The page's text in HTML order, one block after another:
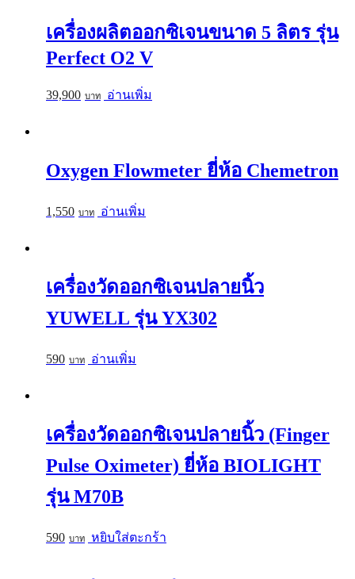
เครื่องผลิตออกซิเจนขนาด 5 ลิตร รุ่น
Perfect O2 V
39,900 อ่านเพิ่ม
Oxygen Flowmeter ยี่ห้อ Chemetron
1,550 อ่านเพิ่ม
เครื่องวัดออกซิเจนปลายนิ้ว
YUWELL รุ่น YX302
590 อ่านเพิ่ม
เครื่องวัดออกซิเจนปลายนิ้ว (Finger
Pulse Oximeter) ยี่ห้อ BIOLIGHT
รุ่น M70B
590 หยิบใส่ตะกร้า